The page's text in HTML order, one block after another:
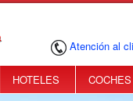
Atención al
HOTELES COCHES